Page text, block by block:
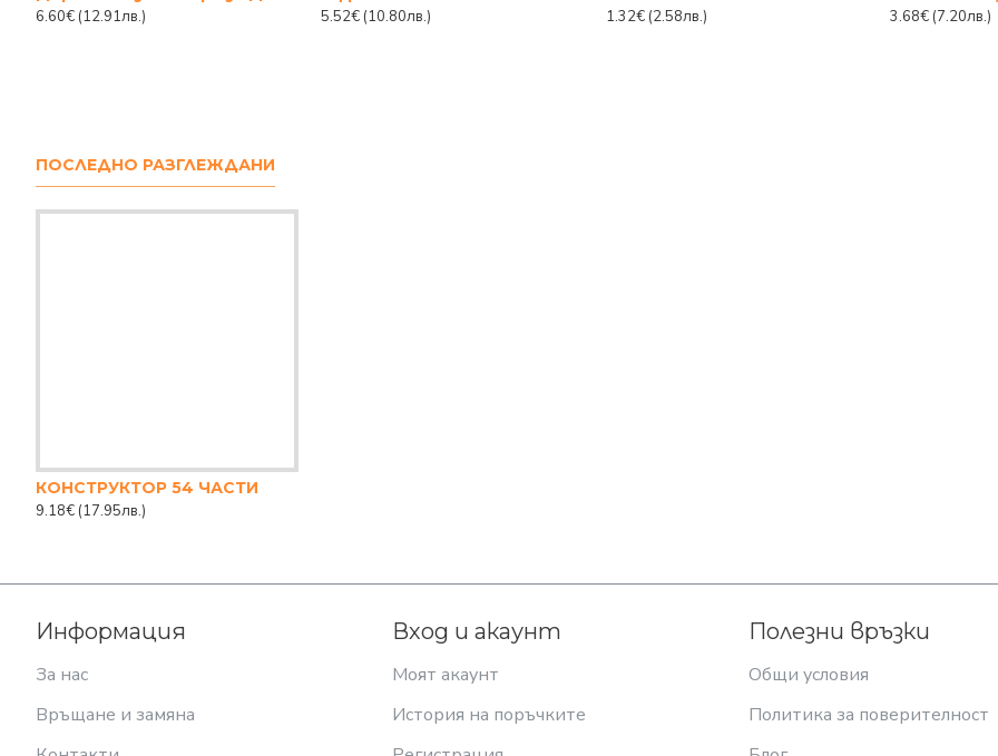
6.60€ (12.91лв.)
5.52€ (10.80лв.)
1.32€ (2.58лв.)
3.68€ (7.20лв.)
ПОСЛЕДНО РАЗГЛЕЖДАНИ
КОНСТРУКТОР 54 ЧАСТИ
9.18€ (17.95лв.)
Информация
За нас
Връщане и замяна
Вход и акаунт
Моят акаунт
История на поръчките
Полезни връзки
Общи условия
Политика за поверителност